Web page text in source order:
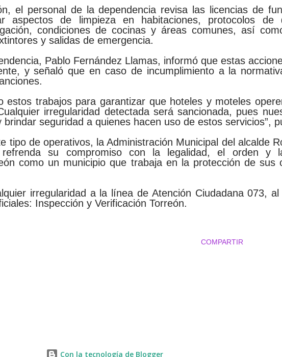
el personal de la dependencia revisa las licencias de
aspectos de limpieza en habitaciones, protocolos de
condiciones de cocinas y áreas comunes, así
y salidas de emergencia.
Pablo Fernández Llamas, informó que estas
y señaló que en caso de incumplimiento a la
estos trabajos para garantizar que hoteles y moteles
irregularidad detectada será sancionada, pues
seguridad a quienes hacen uso de estos servicios”,
tipo de operativos, la Administración Municipal del alcalde
refrenda su compromiso con la legalidad, el orden y
como un municipio que trabaja en la protección de sus
irregularidad a la línea de Atención Ciudadana 073,
Inspección y Verificación Torreón.
COMPARTIR
Con la tecnología de Blogger